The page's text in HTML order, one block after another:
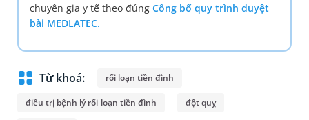
chuyên gia y tế theo đúng Công bố quy trình duyệt
bài MEDLATEC.
Từ khoá: rối loạn tiền đình
điều trị bệnh lý rối loạn tiền đình đột quỵ